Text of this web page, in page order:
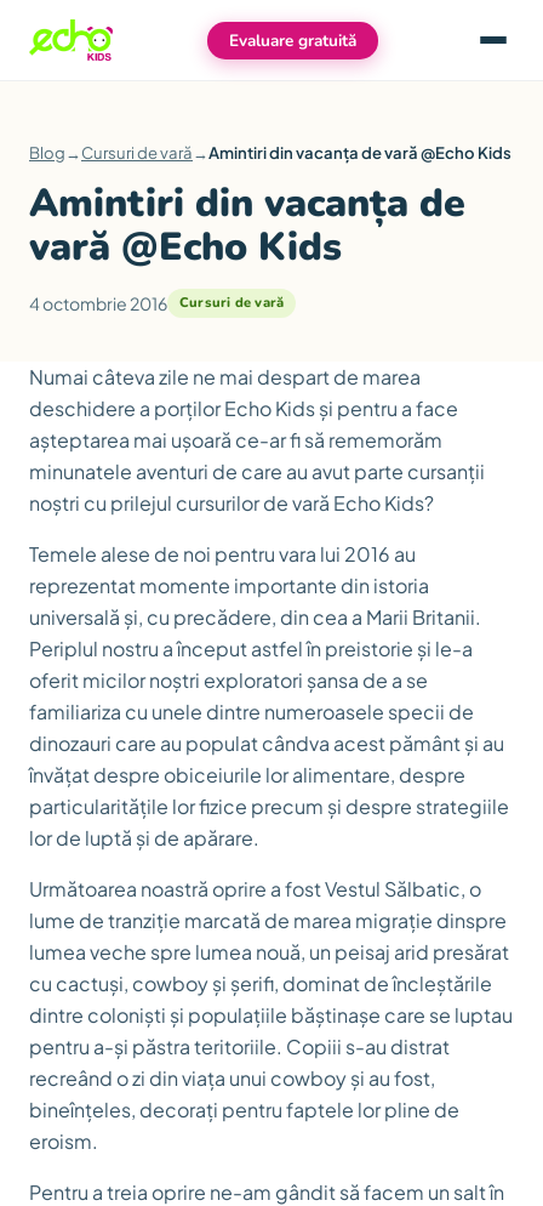
Evaluare gratuită Meniu
Blog→Cursuri de vară→Amintiri din vacanța de vară @Echo Kids
Amintiri din vacanța de
vară @Echo Kids
4 octombrie 2016 Cursuri de vară
Numai câteva zile ne mai despart de marea
deschidere a porților Echo Kids și pentru a face
așteptarea mai ușoară ce-ar fi să rememorăm
minunatele aventuri de care au avut parte cursanții
noștri cu prilejul cursurilor de vară Echo Kids?
Temele alese de noi pentru vara lui 2016 au
reprezentat momente importante din istoria
universală și, cu precădere, din cea a Marii Britanii.
Periplul nostru a început astfel în preistorie și le-a
oferit micilor noștri exploratori șansa de a se
familiariza cu unele dintre numeroasele specii de
dinozauri care au populat cândva acest pământ și au
învățat despre obiceiurile lor alimentare, despre
particularitățile lor fizice precum și despre strategiile
lor de luptă și de apărare.
Următoarea noastră oprire a fost Vestul Sălbatic, o
lume de tranziție marcată de marea migrație dinspre
lumea veche spre lumea nouă, un peisaj arid presărat
cu cactuși, cowboy și șerifi, dominat de încleștările
dintre coloniști și populațiile băștinașe care se luptau
pentru a-și păstra teritoriile. Copiii s-au distrat
recreând o zi din viața unui cowboy și au fost,
bineînțeles, decorați pentru faptele lor pline de
eroism.
Pentru a treia oprire ne-am gândit să facem un salt în